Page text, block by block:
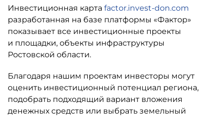
Инвестиционная карта factor.invest-don.com
разработанная на базе платформы «Фактор»
показывает все инвестиционные проекты
и площадки, объекты инфраструктуры
Ростовской области.
Благодаря нашим проектам инвесторы могут
оценить инвестиционный потенциал региона,
подобрать подходящий вариант вложения
денежных средств или выбрать земельный